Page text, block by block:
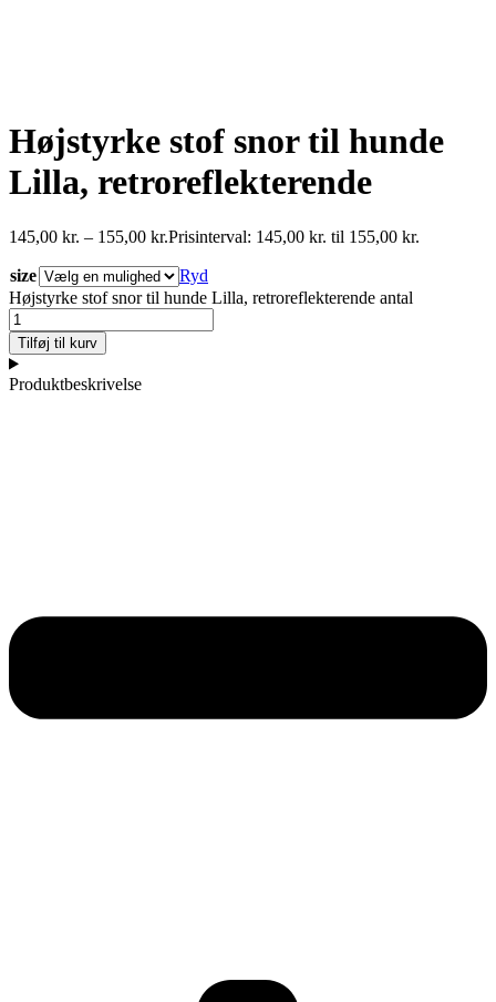
Højstyrke stof snor til hunde
Lilla, retroreflekterende
145,00 kr. – 155,00 kr.Prisinterval: 145,00 kr. til 155,00 kr.
size
Ryd
Højstyrke stof snor til hunde Lilla, retroreflekterende antal
Tilføj til kurv
Produktbeskrivelse